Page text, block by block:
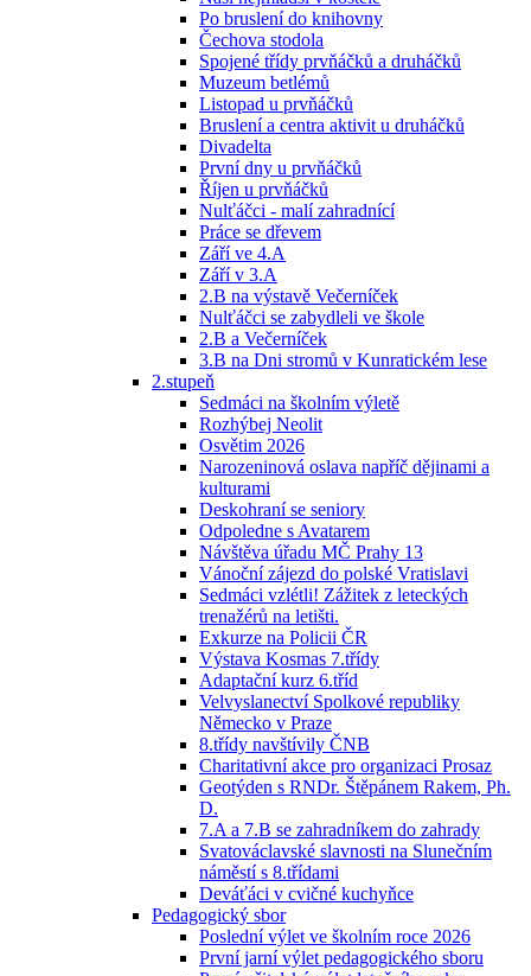
Po bruslení do knihovny
Čechova stodola
Spojené třídy prvňáčků a druháčků
Muzeum betlémů
Listopad u prvňáčků
Bruslení a centra aktivit u druháčků
Divadelta
První dny u prvňáčků
Říjen u prvňáčků
Nulťáčci - malí zahradnící
Práce se dřevem
Září ve 4.A
Září v 3.A
2.B na výstavě Večerníček
Nulťáčci se zabydleli ve škole
2.B a Večerníček
3.B na Dni stromů v Kunratickém lese
2.stupeň
Sedmáci na školním výletě
Rozhýbej Neolit
Osvětim 2026
Narozeninová oslava napříč dějinami a
kulturami
Deskohraní se seniory
Odpoledne s Avatarem
Návštěva úřadu MČ Prahy 13
Vánoční zájezd do polské Vratislavi
Sedmáci vzlétli! Zážitek z leteckých
trenažérů na letišti.
Exkurze na Policii ČR
Výstava Kosmas 7.třídy
Adaptační kurz 6.tříd
Velvyslanectví Spolkové republiky
Německo v Praze
8.třídy navštívily ČNB
Charitativní akce pro organizaci Prosaz
Geotýden s RNDr. Štěpánem Rakem, Ph.
D.
7.A a 7.B se zahradníkem do zahrady
Svatováclavské slavnosti na Slunečním
náměstí s 8.třídami
Deváťáci v cvičné kuchyňce
Pedagogický sbor
Poslední výlet ve školním roce 2026
První jarní výlet pedagogického sboru